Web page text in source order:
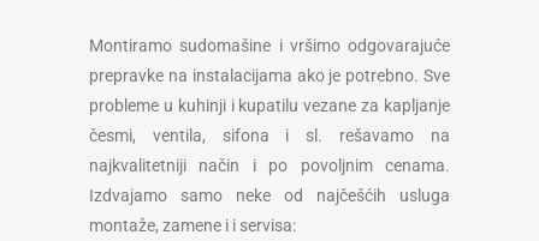
Montiramo sudomašine i vršimo odgovarajuće
prepravke na instalacijama ako je potrebno. Sve
probleme u kuhinji i kupatilu vezane za kapljanje
česmi, ventila, sifona i sl. rešavamo na
najkvalitetniji način i po povoljnim cenama.
Izdvajamo samo neke od najčešćih usluga
montaže, zamene i i servisa: